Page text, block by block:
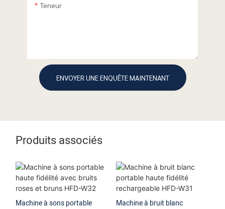
Teneur
ENVOYER UNE ENQUÊTE MAINTENANT
Produits associés
Machine à sons portable
Machine à bruit blanc